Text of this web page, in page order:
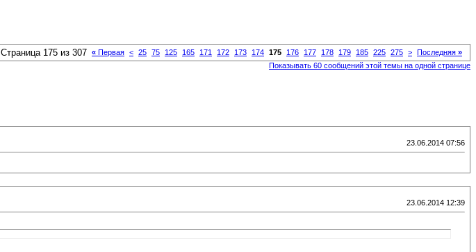
Страница 175 из 307 « Первая < 25 75 125 165 171 172 173 174 175 176 177 178 179 185 225 275 > Последняя »
Показывать 60 сообщений этой темы на одной странице
23.06.2014 07:56
23.06.2014 12:39